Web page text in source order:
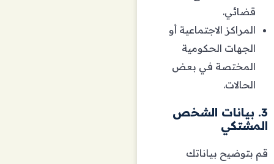
قضائي.
المراكز الاجتماعية أو
الجهات الحكومية
المختصة في بعض
الحالات.
3. بيانات الشخص
المشتكي
قم بتوضيح بياناتك